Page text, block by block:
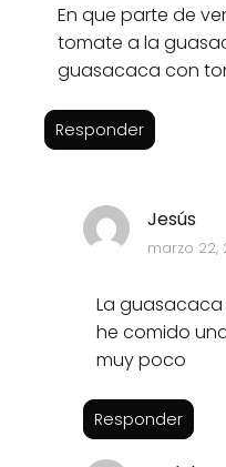
En que parte de
tomate a la
guasacaca con
Responder
Jesús
marzo 22,
La
he comido
muy poco
Responder